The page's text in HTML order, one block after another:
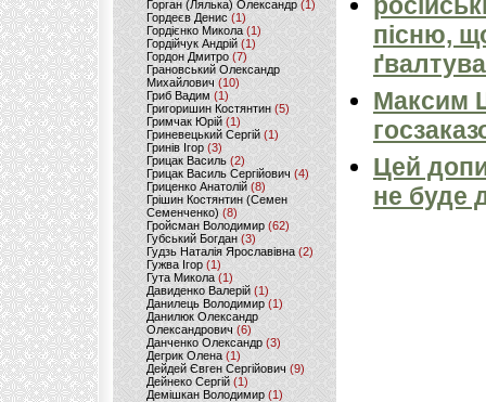
Горган (Лялька) Олександр(1)
Гордеєв Денис (1)
Гордієнко Микола (1)
Гордійчук Андрій (1)
Гордон Дмитро (7)
Грановський Олександр
Михайлович (10)
Гриб Вадим (1)
Григоришин Костянтин (5)
Гримчак Юрій(1)
Гриневецький Сергій(1)
Гринів Ігор (3)
Грицак Василь (2)
Грицак Василь Сергійович (4)
Гриценко Анатолій (8)
Грішин Костянтин (Семен
Семенченко)(8)
Гройсман Володимир(62)
Губський Богдан (3)
Гудзь Наталія Ярославівна(2)
Гужва Ігор (1)
Гута Микола (1)
Давиденко Валерій (1)
Данилець Володимир(1)
Данилюк Олександр
Олександрович (6)
Данченко Олександр (3)
Дегрик Олена(1)
Дейдей Євген Сергійович(9)
Дейнеко Сергій (1)
Демішкан Володимир(1)
пісню,
Максим
Цей
не буде